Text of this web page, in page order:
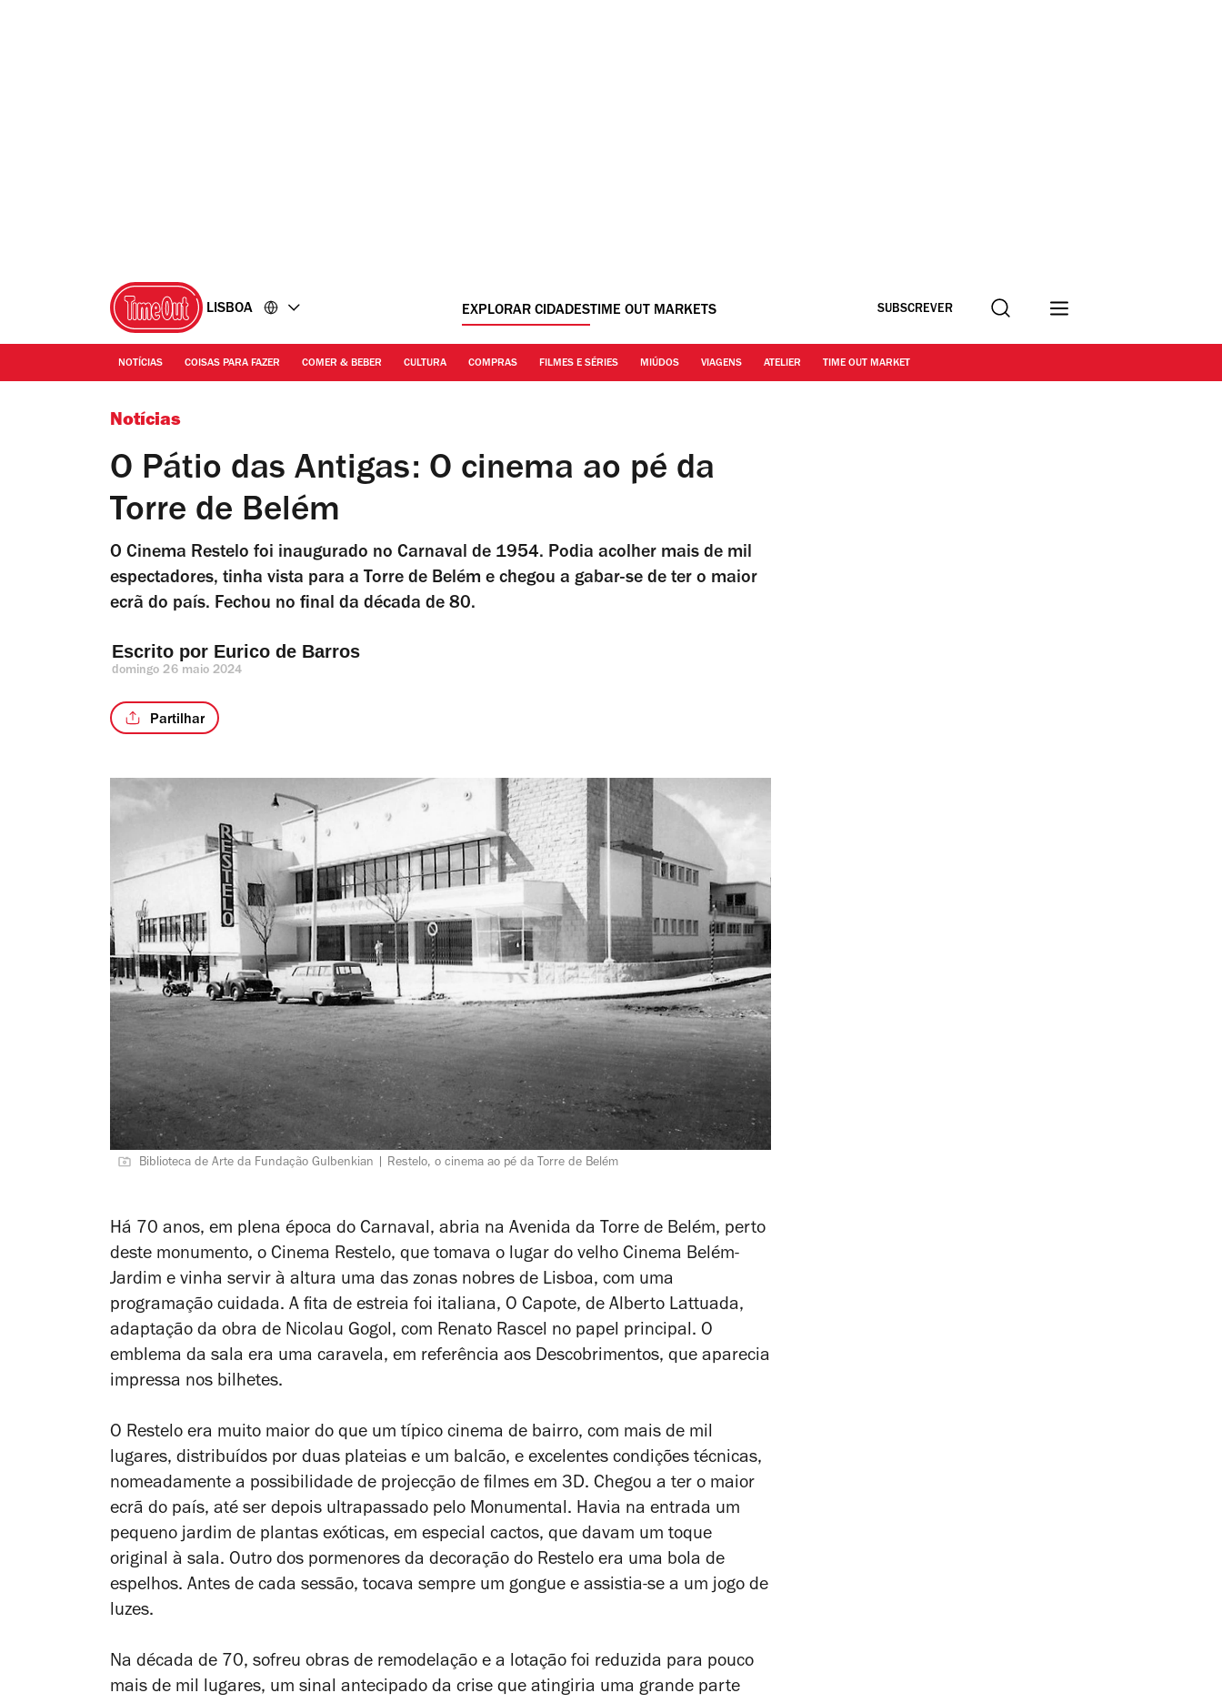
LISBOA EXPLORAR CIDADESTIME OUT MARKETS SUBSCREVER Procurar
NOTÍCIAS COISAS PARA FAZER COMER & BEBER CULTURA COMPRAS FILMES E SÉRIES MIÚDOS VIAGENS ATELIER TIME OUT MARKET
Notícias
O Pátio das Antigas: O cinema ao pé da
Torre de Belém
O Cinema Restelo foi inaugurado no Carnaval de 1954. Podia acolher mais de mil
espectadores, tinha vista para a Torre de Belém e chegou a gabar-se de ter o maior
ecrã do país. Fechou no final da década de 80.
Escrito por Eurico de Barros
domingo 26 maio 2024
Partilhar
Biblioteca de Arte da Fundação Gulbenkian | Restelo, o cinema ao pé da Torre de Belém
Há 70 anos, em plena época do Carnaval, abria na Avenida da Torre de Belém, perto
deste monumento, o Cinema Restelo, que tomava o lugar do velho Cinema Belém-
Jardim e vinha servir à altura uma das zonas nobres de Lisboa, com uma
programação cuidada. A fita de estreia foi italiana, O Capote, de Alberto Lattuada,
adaptação da obra de Nicolau Gogol, com Renato Rascel no papel principal. O
emblema da sala era uma caravela, em referência aos Descobrimentos, que aparecia
impressa nos bilhetes.
O Restelo era muito maior do que um típico cinema de bairro, com mais de mil
lugares, distribuídos por duas plateias e um balcão, e excelentes condições técnicas,
nomeadamente a possibilidade de projecção de filmes em 3D. Chegou a ter o maior
ecrã do país, até ser depois ultrapassado pelo Monumental. Havia na entrada um
pequeno jardim de plantas exóticas, em especial cactos, que davam um toque
original à sala. Outro dos pormenores da decoração do Restelo era uma bola de
espelhos. Antes de cada sessão, tocava sempre um gongue e assistia-se a um jogo de
luzes.
Na década de 70, sofreu obras de remodelação e a lotação foi reduzida para pouco
mais de mil lugares, um sinal antecipado da crise que atingiria uma grande parte